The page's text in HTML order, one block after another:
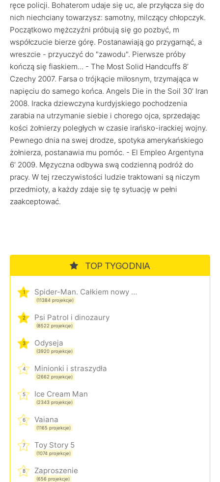
ręce policji. Bohaterom udaje się uc, ale przyłącza się do
nich niechciany towarzysz: samotny, milczący chłopczyk.
Początkowo mężczyźni próbują się go pozbyć, m
współczucie bierze górę. Postanawiają go przygarnąć, a
wreszcie - przyuczyć do "zawodu". Pierwsze próby
kończą się fiaskiem... - The Most Solid Handcuffs 8’
Czechy 2007. Farsa o trójkącie miłosnym, trzymająca w
napięciu do samego końca. Angels Die in the Soil 30’ Iran
2008. Iracka dziewczyna kurdyjskiego pochodzenia
zarabia na utrzymanie siebie i chorego ojca, sprzedając
kości żołnierzy poległych w czasie irańsko-irackiej wojny.
Pewnego dnia na swej drodze, spotyka amerykańskiego
żołnierza, postanawia mu pomóc. - El Empleo Argentyna
6’ 2009. Męzyczna odbywa swą codzienną podróż do
pracy. W tej rzeczywistości ludzie traktowani są niczym
przedmioty, a każdy zdaje się tę sytuację w pełni
zaakceptować.
TOP TYGODNIA
1 Spider-Man. Całkiem nowy dzień
(11384 projekcje)
2 Psi Patrol i dinozaury
(8522 projekcje)
3 Odyseja
(3920 projekcje)
4 Minionki i straszydła
(2662 projekcje)
5 Ice Cream Man
(2343 projekcje)
6 Vaiana
(1165 projekcje)
7 Toy Story 5
(1074 projekcje)
8 Zaproszenie
(656 projekcje)